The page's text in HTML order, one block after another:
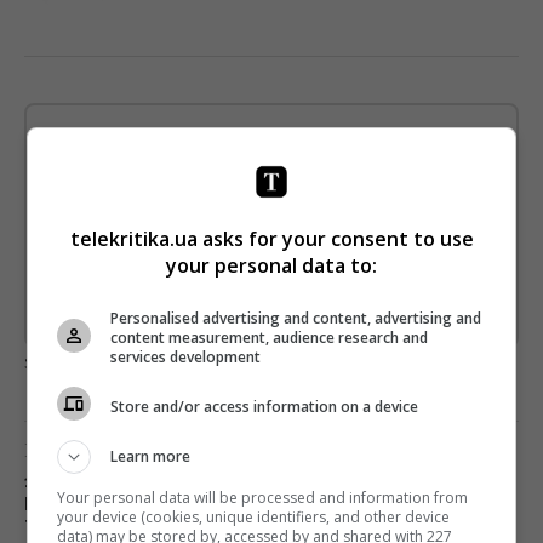
!
Підпишіться ще раз, якщо не отримуєте від нас листи
Підписатись→
Предоставлено SendPulse
загрузка...
Предыдущий пост
1 ЯНВАРЯ «ПЛЮСПЛЮС» НАЧНЕТ
ПОЛНОЦЕННОЕ ВЕЩАНИЕ В ЦИФРОВОМ ЭФИРЕ
Т2
telekritika.ua asks for your consent to use
your personal data to:
Personalised advertising and content, advertising and
content measurement, audience research and
services development
Store and/or access information on a device
Learn more
Your personal data will be processed and information from
your device (cookies, unique identifiers, and other device
data) may be stored by, accessed by and shared with 227